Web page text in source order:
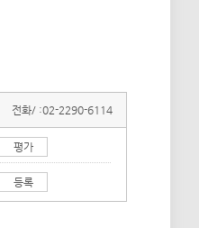
전화/ :02-2290-6114